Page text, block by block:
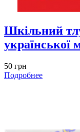
Шкільний
української
50 грн
Подробнее